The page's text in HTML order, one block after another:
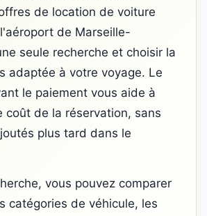
de location de voiture
de Marseille-
seule recherche et choisir la
adaptée à votre voyage. Le
le paiement vous aide à
coût de la réservation, sans
plus tard dans le
vous pouvez comparer
catégories de véhicule, les